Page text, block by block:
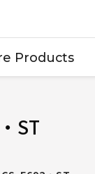
Products
ST